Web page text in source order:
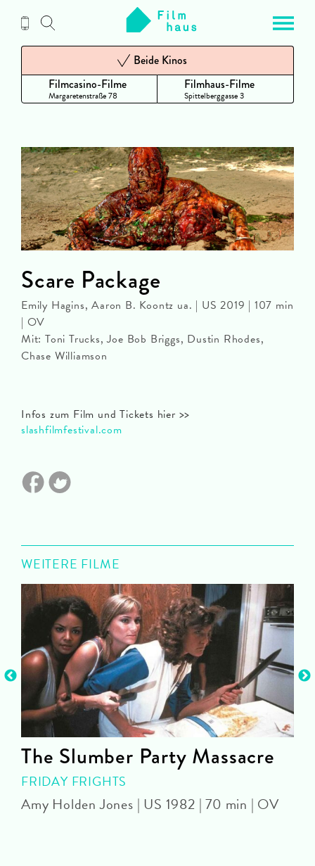
Inhalt
Filmcasino-Filme
Margaretenstraße 78
Beide Kinos
Filmhaus-Filme
Spittelberggasse 3
Infos zum Film und Tickets hier >>
slashfilmfestival.com
Scare Package
Emily Hagins, Aaron B. Koontz ua. | US 2019 | 107 min
| OV
Mit: Toni Trucks, Joe Bob Briggs, Dustin Rhodes,
Chase Williamson
WEITERE FILME
The Slumber Party Massacre
FRIDAY FRIGHTS
Amy Holden Jones | US 1982 | 70 min | OV